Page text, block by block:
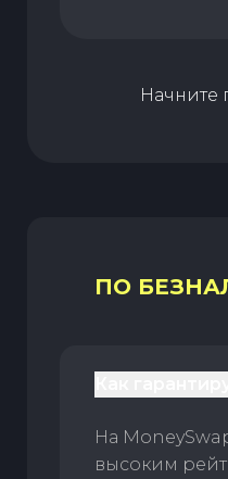
Начните
ПО
На
высоким